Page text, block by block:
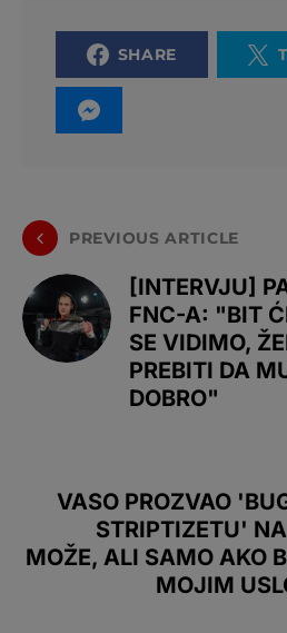
SHARE
PREVIOUS ARTICLE
[INTERVJU]
FNC-A: "BIT
SE VIDIMO,
PREBITI DA
DOBRO"
VASO PROZVAO
STRIPTIZETU'
MOŽE, ALI SAMO AKO
MOJIM